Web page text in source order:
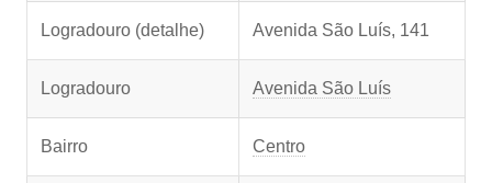
Logradouro (detalhe) Avenida São Luís, 141
Logradouro Avenida São Luís
Bairro Centro